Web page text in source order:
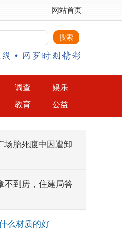
网站首页
调查
娱乐
教育 公益
场胎死腹中因遭卸
不到房，住建局答
么材质的好